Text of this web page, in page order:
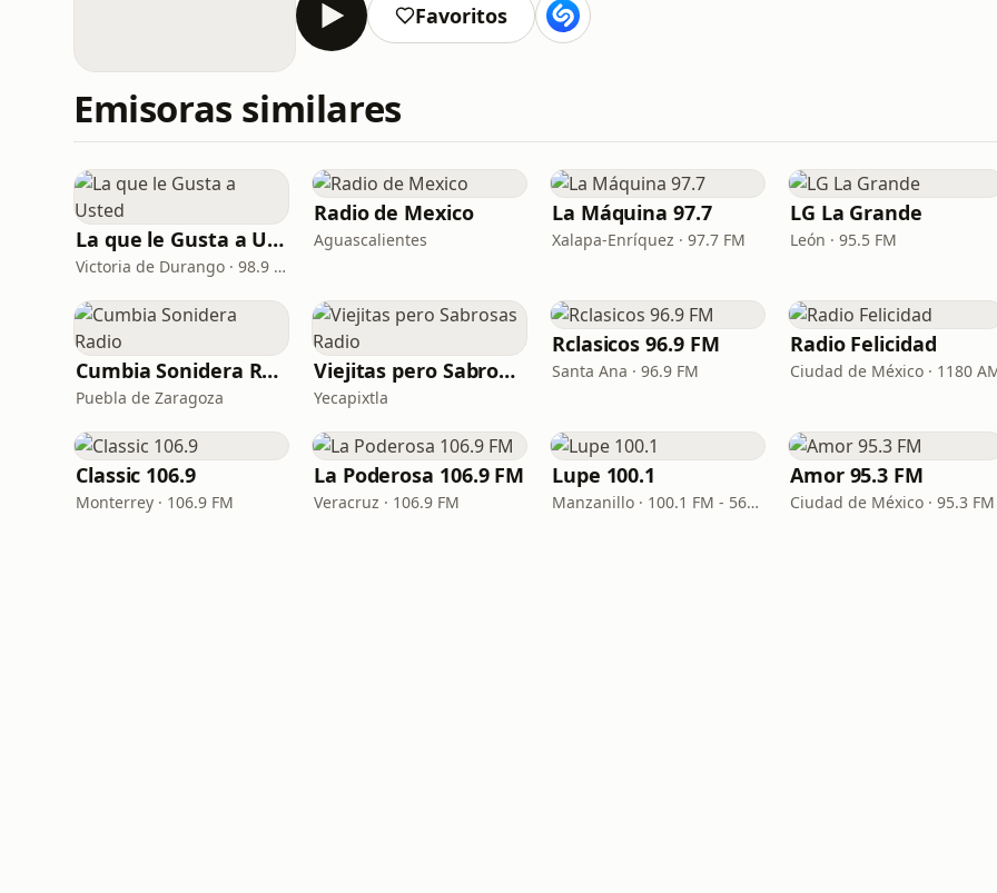
Favoritos
Emisoras similares
La que le Gusta a Usted
Victoria de Durango · 98.9 FM
Radio de Mexico
Aguascalientes
La Máquina 97.7
Xalapa-Enríquez · 97.7 FM
LG La Grande
León · 95.5 FM
Cumbia Sonidera Radio
Puebla de Zaragoza
Viejitas pero Sabrosas Radio
Yecapixtla
Rclasicos 96.9 FM
Santa Ana · 96.9 FM
Radio Felicidad
Ciudad de México · 1180
Classic 106.9
Monterrey · 106.9 FM
La Poderosa 106.9 FM
Veracruz · 106.9 FM
Lupe 100.1
Manzanillo · 100.1 FM - 560 AM
Amor 95.3 FM
Ciudad de México · 95.3 FM